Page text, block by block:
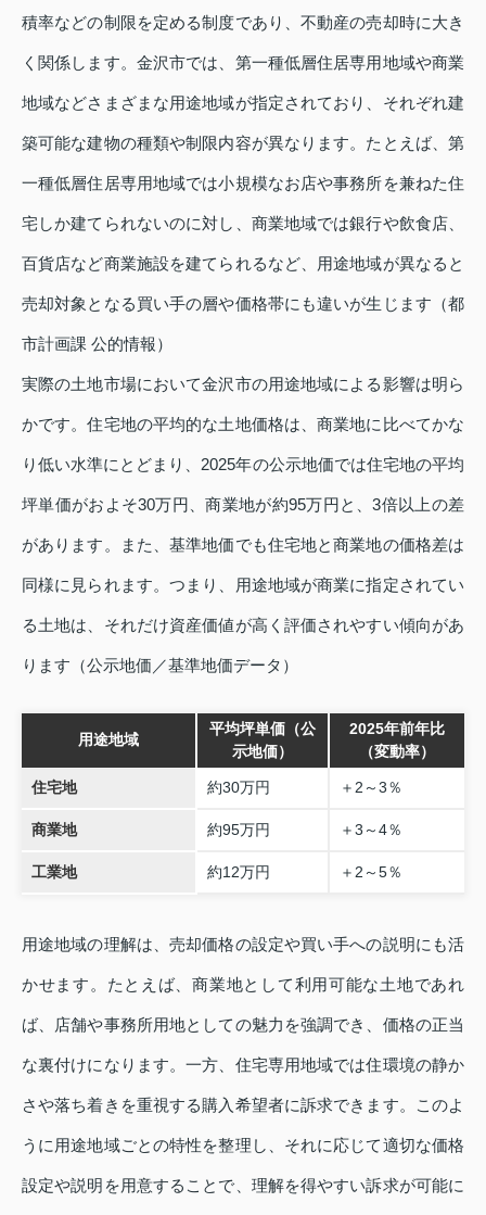
積率などの制限を定める制度であり、不動産の売却時に大き
く関係します。金沢市では、第一種低層住居専用地域や商業
地域などさまざまな用途地域が指定されており、それぞれ建
築可能な建物の種類や制限内容が異なります。たとえば、第
一種低層住居専用地域では小規模なお店や事務所を兼ねた住
宅しか建てられないのに対し、商業地域では銀行や飲食店、
百貨店など商業施設を建てられるなど、用途地域が異なると
売却対象となる買い手の層や価格帯にも違いが生じます（都
市計画課 公的情報）
実際の土地市場において金沢市の用途地域による影響は明ら
かです。住宅地の平均的な土地価格は、商業地に比べてかな
り低い水準にとどまり、2025年の公示地価では住宅地の平均
坪単価がおよそ30万円、商業地が約95万円と、3倍以上の差
があります。また、基準地価でも住宅地と商業地の価格差は
同様に見られます。つまり、用途地域が商業に指定されてい
る土地は、それだけ資産価値が高く評価されやすい傾向があ
ります（公示地価／基準地価データ）
用途地域
平均坪単価（公
示地価）
2025年前年比
（変動率）
住宅地 約30万円 ＋2～3％
商業地 約95万円 ＋3～4％
工業地 約12万円 ＋2～5％
用途地域の理解は、売却価格の設定や買い手への説明にも活
かせます。たとえば、商業地として利用可能な土地であれ
ば、店舗や事務所用地としての魅力を強調でき、価格の正当
な裏付けになります。一方、住宅専用地域では住環境の静か
さや落ち着きを重視する購入希望者に訴求できます。このよ
うに用途地域ごとの特性を整理し、それに応じて適切な価格
設定や説明を用意することで、理解を得やすい訴求が可能に